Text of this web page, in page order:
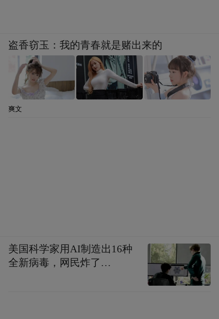
盗香窃玉：我的青春就是赌出来的
爽文
美国科学家用AI制造出16种
全新病毒，网民炸了…